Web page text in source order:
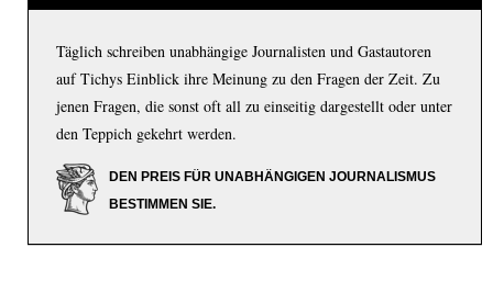
Täglich schreiben unabhängige Journalisten und Gastautoren
auf Tichys Einblick ihre Meinung zu den Fragen der Zeit. Zu
jenen Fragen, die sonst oft all zu einseitig dargestellt oder unter
den Teppich gekehrt werden.
DEN PREIS FÜR UNABHÄNGIGEN JOURNALISMUS
BESTIMMEN SIE.